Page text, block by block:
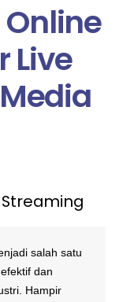
Live
salah satu
dan
Hampir